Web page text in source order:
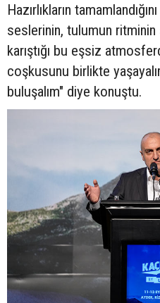
Hazırlıkların
seslerinin, tulumun
karıştığı bu eşsiz
coşkusunu birlikte
buluşalım" diye konuştu.